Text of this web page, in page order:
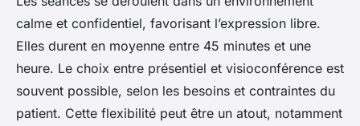
calme et confidentiel, favorisant l’expression libre.
Elles durent en moyenne entre 45 minutes et une
heure. Le choix entre présentiel et visioconférence est
souvent possible, selon les besoins et contraintes du
patient. Cette flexibilité peut être un atout, notamment